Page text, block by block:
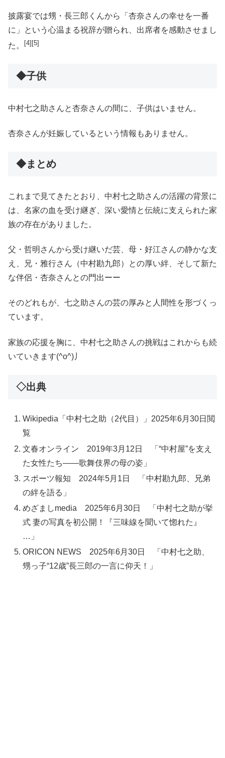
披露宴では甥・長三郎くんから「杏奈さんの幸せを一番
に」という心温まる祝辞が贈られ、出席者を感動させまし
た。
[4][5]
◆子供
中村七之助さんと杏奈さんの間に、子供はいません。
杏奈さんが妊娠しているという情報もありません。
◆まとめ
これまで見てきたとおり、中村七之助さんの活躍の背景に
は、名家の血を受け継ぎ、深い愛情と伝統に支えられた家
族の存在がありました。
父・哲明さんから受け継いだ芸、母・好江さんの静かな支
え、兄・雅行さん（中村勘九郎）との厚い絆、そして新た
な伴侶・杏奈さんとの門出ーー
そのどれもが、七之助さんの芸の厚みと人間性を形づくっ
ています。
家族の応援を胸に、中村七之助さんの挑戦はこれからも続
いていきます(^o^)丿
◇出典
Wikipedia「中村七之助（2代目）」2025年6月30日閲
覧
文春オンライン 2019年3月12日 「“中村屋”を支え
た女性たち――歌舞伎界の母の姿」
スポーツ報知 2024年5月1日 「中村勘九郎、兄弟
の絆を語る」
めざましmedia 2025年6月30日 「中村七之助が挙
式 妻の写真を初公開！『三味線を聞いて惚れた』
…」
ORICON NEWS 2025年6月30日 「中村七之助、
甥っ子“12歳”長三郎の一言に仰天！」